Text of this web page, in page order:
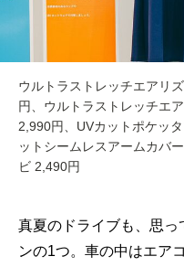
ウルトラストレッチエアリ
円、ウルトラストレッチエ
2,990円、UVカットポケッ
ットシームレスアームカバ
ビ 2,490円
真夏のドライブも、思
ンの1つ。車の中はエア